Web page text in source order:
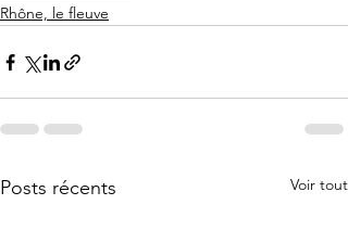
Rhône, le fleuve
Posts récents Voir tout